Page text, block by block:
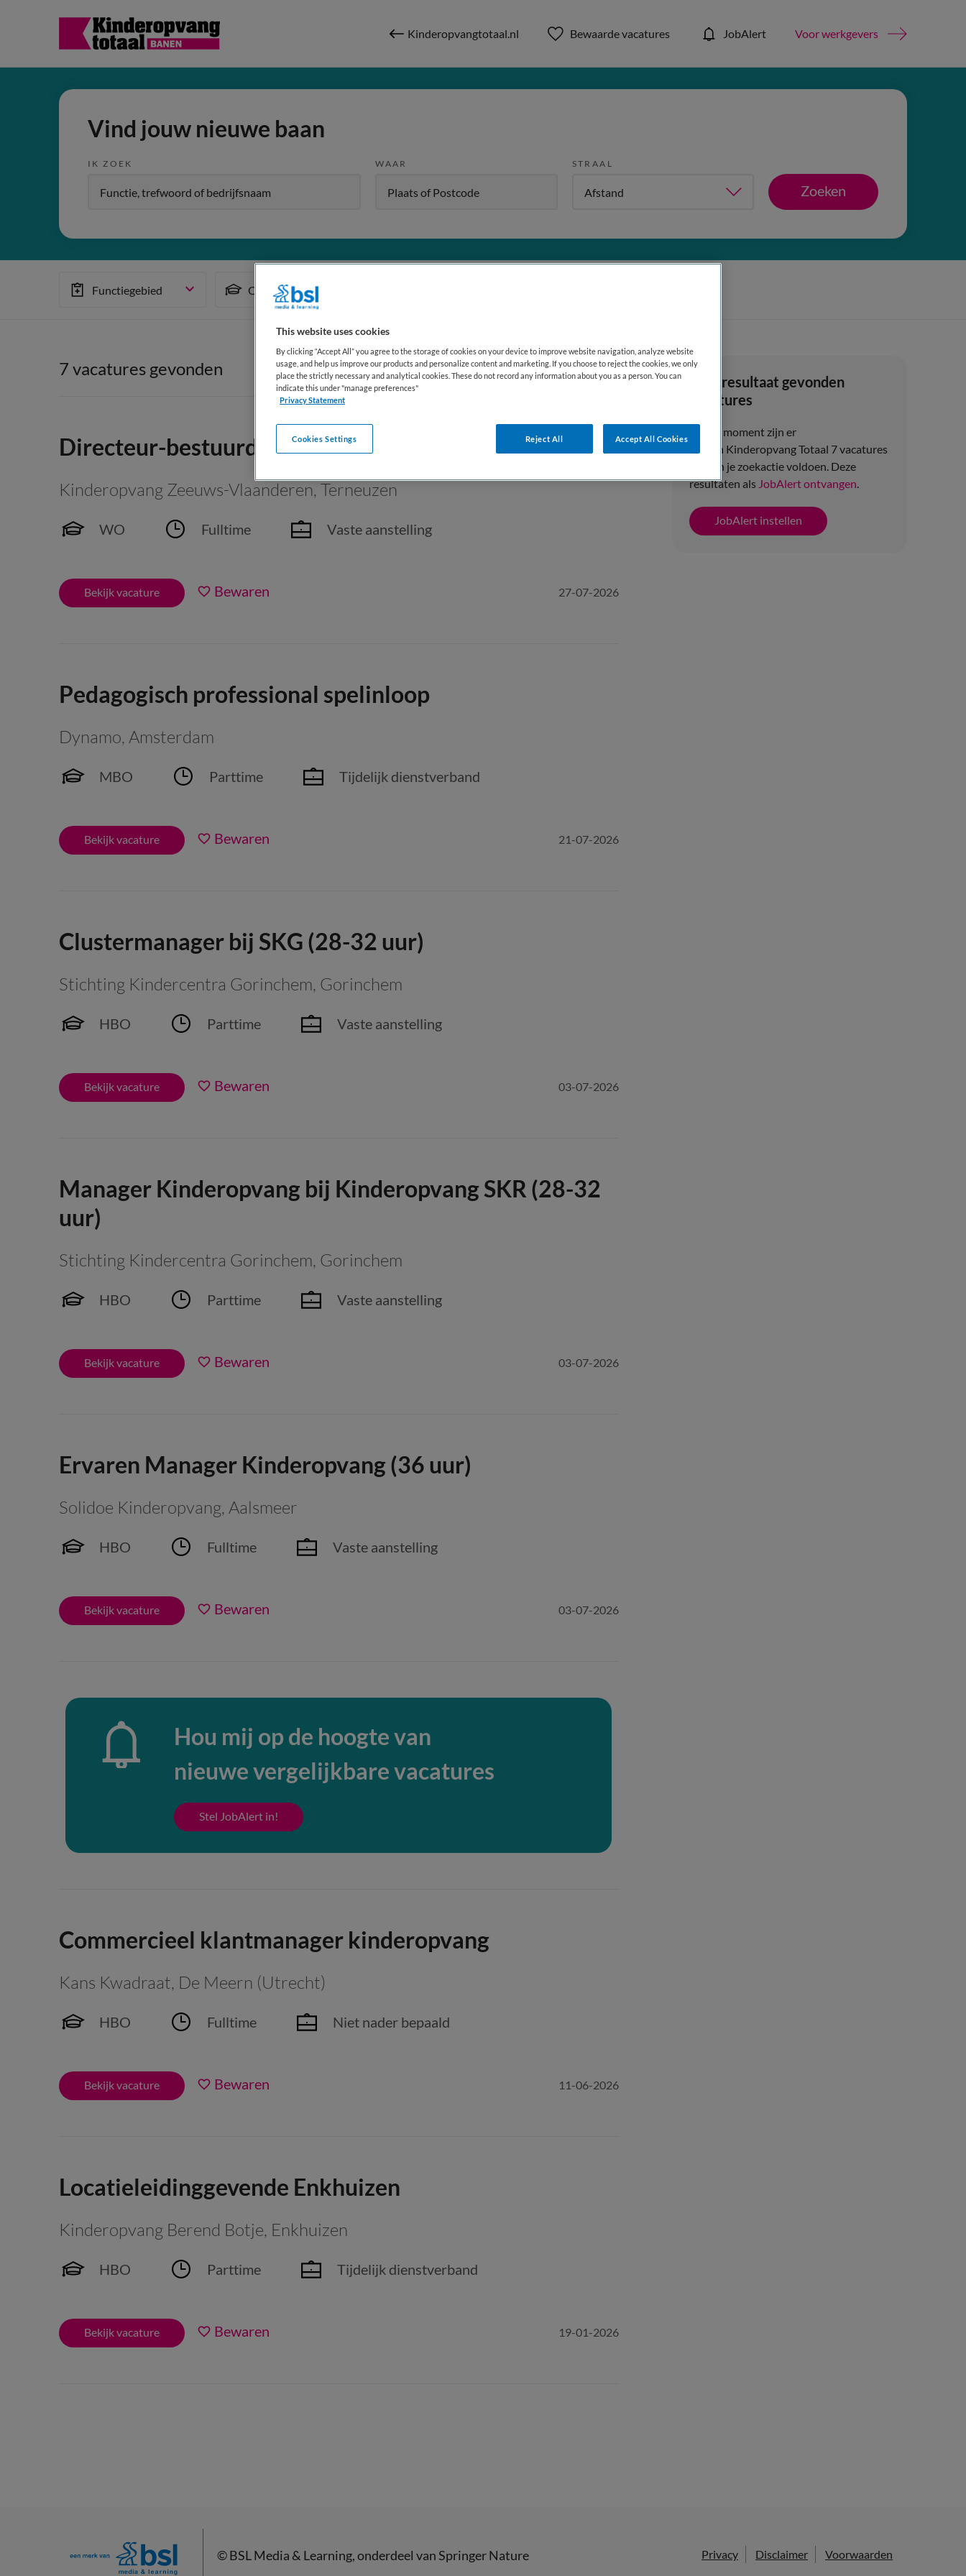
Kinderopvangtotaal.nl Bewaarde vacatures JobAlert Voor werkgevers
Vind jouw nieuwe baan
IK ZOEK WAAR STRAAL
Zoeken
Functiegebied Opleiding
Zoekresultaat gevonden
vacatures
Op dit moment zijn er
binnen Kinderopvang Totaal 7 vacatures
die aan je zoekactie voldoen. Deze
resultaten als JobAlert ontvangen.
JobAlert instellen
7 vacatures gevonden
Directeur-bestuurder
Kinderopvang Zeeuws-Vlaanderen, Terneuzen
WO Fulltime Vaste aanstelling
Bekijk vacature Bewaren 27-07-2026
Pedagogisch professional spelinloop
Dynamo, Amsterdam
MBO Parttime Tijdelijk dienstverband
Bekijk vacature Bewaren 21-07-2026
Clustermanager bij SKG (28-32 uur)
Stichting Kindercentra Gorinchem, Gorinchem
HBO Parttime Vaste aanstelling
Bekijk vacature Bewaren 03-07-2026
Manager Kinderopvang bij Kinderopvang SKR (28-32
uur)
Stichting Kindercentra Gorinchem, Gorinchem
HBO Parttime Vaste aanstelling
Bekijk vacature Bewaren 03-07-2026
Ervaren Manager Kinderopvang (36 uur)
Solidoe Kinderopvang, Aalsmeer
HBO Fulltime Vaste aanstelling
Bekijk vacature Bewaren 03-07-2026
Hou mij op de hoogte van
nieuwe vergelijkbare vacatures
Stel JobAlert in!
Commercieel klantmanager kinderopvang
Kans Kwadraat, De Meern (Utrecht)
HBO Fulltime Niet nader bepaald
Bekijk vacature Bewaren 11-06-2026
Locatieleidinggevende Enkhuizen
Kinderopvang Berend Botje, Enkhuizen
HBO Parttime Tijdelijk dienstverband
Bekijk vacature Bewaren 19-01-2026
Privacy Disclaimer Voorwaarden
©BSL Media & Learning, onderdeel vanSpringer Nature
This website uses cookies
By clicking “Accept All” you agree to the storage of cookies on your device to improve website navigation, analyze website
usage, and help us improve our products and personalize content and marketing. If you choose to reject the cookies, we only
place the strictly necessary and analytical cookies. These do not record any information about you as a person. You can
indicate this under "manage preferences"
Privacy Statement
Reject All Accept All Cookies
Cookies Settings